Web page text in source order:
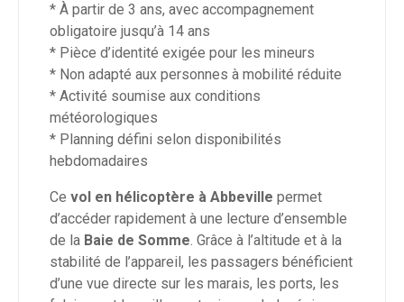
* À partir de 3 ans, avec accompagnement
obligatoire jusqu’à 14 ans
* Pièce d’identité exigée pour les mineurs
* Non adapté aux personnes à mobilité réduite
* Activité soumise aux conditions
météorologiques
* Planning défini selon disponibilités
hebdomadaires
Ce vol en hélicoptère à Abbeville permet
d’accéder rapidement à une lecture d’ensemble
de la Baie de Somme. Grâce à l’altitude et à la
stabilité de l’appareil, les passagers bénéficient
d’une vue directe sur les marais, les ports, les